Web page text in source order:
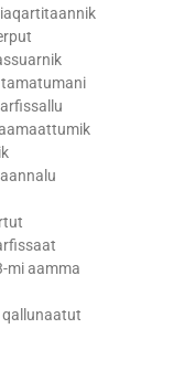
mi aamma
qallunaatut